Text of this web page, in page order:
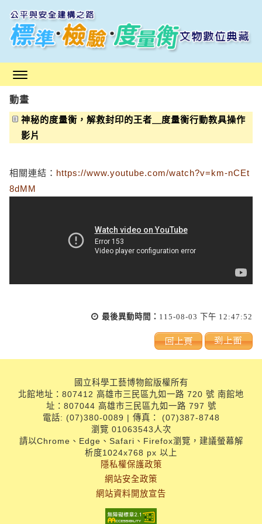
內
動畫
神秘的度量衡，解救封印的王者＿度量衡行動教具操作
影片
相關連結： https://www.youtube.com/watch?v=km-nCEt
8dMM
最後異動時間： 115-08-03 下午 12:47:52
國立科學工藝博物館版權所有
北館地址：807412 高雄市三民區九如一路 720 號 南館地
址：807044 高雄市三民區九如一路 797 號
電話: (07)380-0089 | 傳真： (07)387-8748
瀏覽 01063543人次
請以Chrome、Edge、Safari、Firefox瀏覽，建議螢幕解
析度1024x768 px 以上
隱私權保護政策
網站安全政策
網站資料開放宣告